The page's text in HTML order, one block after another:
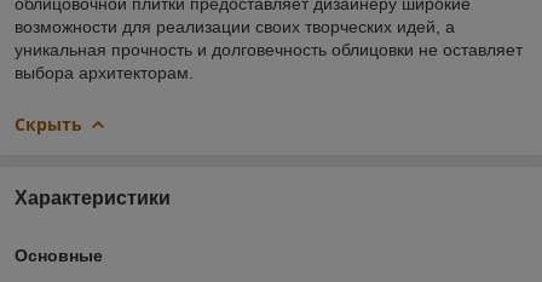
возможности для реализации своих творческих идей, а
уникальная прочность и долговечность облицовки не оставляет
выбора архитекторам.
Скрыть
Характеристики
Основные